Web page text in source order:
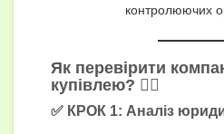
контролюючих
Як перевірити
купівлею? 🕵️‍♂️
✅ КРОК 1: Аналіз